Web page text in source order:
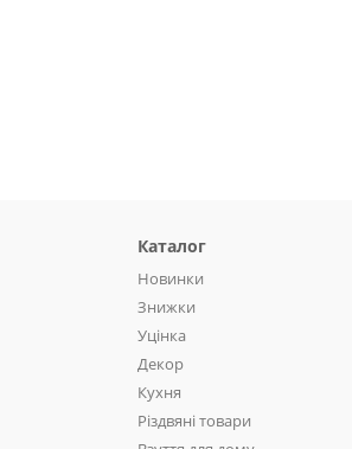
Каталог
Новинки
Знижки
Уцінка
Декор
Кухня
Різдвяні товари